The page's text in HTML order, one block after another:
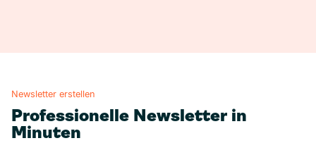
Newsletter erstellen
Professionelle Newsletter in
Minuten